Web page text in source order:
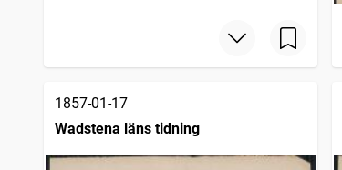
1857-01-17
Wadstena läns tidning